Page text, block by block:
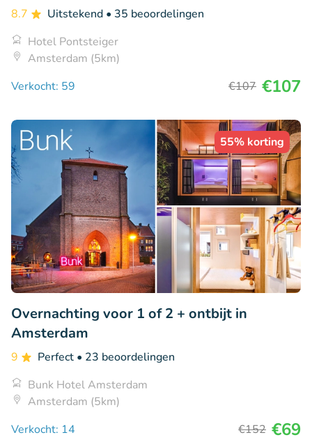
8.7 Uitstekend • 35 beoordelingen
Hotel Pontsteiger
Amsterdam (5km)
Verkocht: 59
€107 €107
55% korting
Overnachting voor 1 of 2 + ontbijt in
Amsterdam
9 Perfect • 23 beoordelingen
Bunk Hotel Amsterdam
Amsterdam (5km)
Verkocht: 14
€152 €69